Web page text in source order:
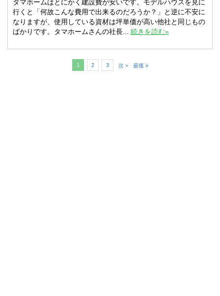
タマホームはとにかく建設費が安いです。モデルハウスを見に
行くと「何故こんな費用で出来るのだろうか？」と逆に不安に
なりますが、使用している資材は坪単価が高い他社と同じもの
ばかりです。タマホームさんの社長... 続きを読む»
1 2 3 次 > 最後 »